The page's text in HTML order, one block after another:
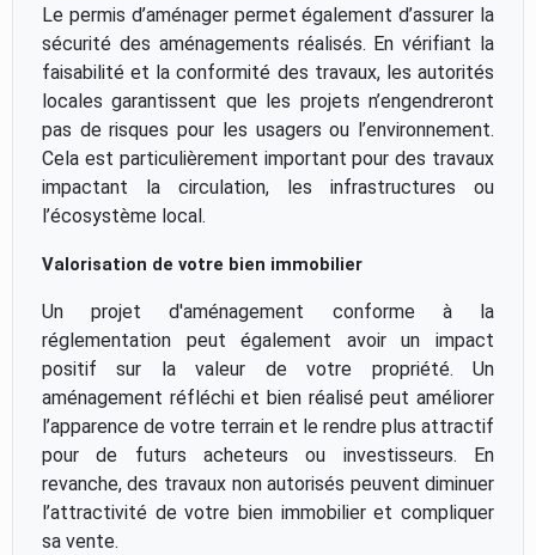
Le permis d’aménager permet également d’assurer la
sécurité des aménagements réalisés. En vérifiant la
faisabilité et la conformité des travaux, les autorités
locales garantissent que les projets n’engendreront
pas de risques pour les usagers ou l’environnement.
Cela est particulièrement important pour des travaux
impactant la circulation, les infrastructures ou
l’écosystème local.
Valorisation de votre bien immobilier
Un projet d'aménagement conforme à la
réglementation peut également avoir un impact
positif sur la valeur de votre propriété. Un
aménagement réfléchi et bien réalisé peut améliorer
l’apparence de votre terrain et le rendre plus attractif
pour de futurs acheteurs ou investisseurs. En
revanche, des travaux non autorisés peuvent diminuer
l’attractivité de votre bien immobilier et compliquer
sa vente.